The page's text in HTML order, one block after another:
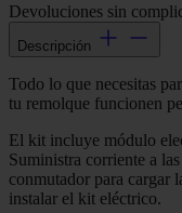
Devoluciones sin
Descripción
Todo lo que necesitas
tu remolque funcionen
El kit incluye módulo
Suministra corriente a
conmutador para cargar
instalar el kit eléctrico.